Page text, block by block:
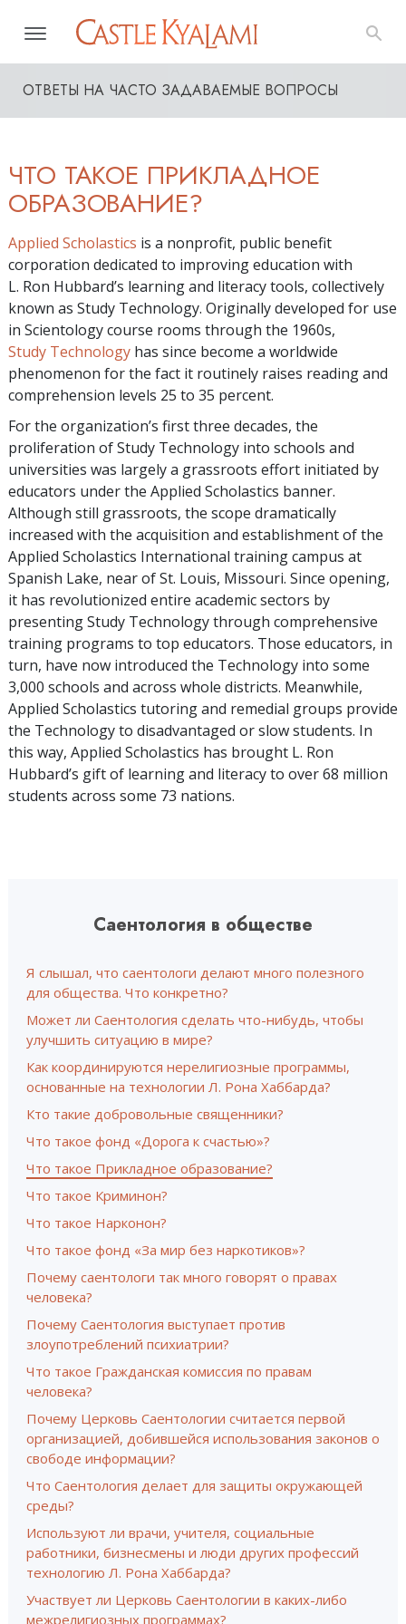
ОТВЕТЫ НА ЧАСТО ЗАДАВАЕМЫЕ ВОПРОСЫ
ЧТО ТАКОЕ ПРИКЛАДНОЕ
ОБРАЗОВАНИЕ?
Applied Scholastics is a nonprofit, public benefit
corporation dedicated to improving education with
L. Ron Hubbard’s learning and literacy tools, collectively
known as Study Technology. Originally developed for use
in Scientology course rooms through the 1960s,
Study Technology has since become a worldwide
phenomenon for the fact it routinely raises reading and
comprehension levels 25 to 35 percent.
For the organization’s first three decades, the
proliferation of Study Technology into schools and
universities was largely a grassroots effort initiated by
educators under the Applied Scholastics banner.
Although still grassroots, the scope dramatically
increased with the acquisition and establishment of the
Applied Scholastics International training campus at
Spanish Lake, near of St. Louis, Missouri. Since opening,
it has revolutionized entire academic sectors by
presenting Study Technology through comprehensive
training programs to top educators. Those educators, in
turn, have now introduced the Technology into some
3,000 schools and across whole districts. Meanwhile,
Applied Scholastics tutoring and remedial groups provide
the Technology to disadvantaged or slow students. In
this way, Applied Scholastics has brought L. Ron
Hubbard’s gift of learning and literacy to over 68 million
students across some 73 nations.
Саентология в обществе
Я слышал, что саентологи делают много полезного
для общества. Что конкретно?
Может ли Саентология сделать что-нибудь, чтобы
улучшить ситуацию в мире?
Как координируются нерелигиозные программы,
основанные на технологии Л. Рона Хаббарда?
Кто такие добровольные священники?
Что такое фонд «Дорога к счастью»?
Что такое Прикладное образование?
Что такое Криминон?
Что такое Нарконон?
Что такое фонд «За мир без наркотиков»?
Почему саентологи так много говорят о правах
человека?
Почему Саентология выступает против
злоупотреблений психиатрии?
Что такое Гражданская комиссия по правам
человека?
Почему Церковь Саентологии считается первой
организацией, добившейся использования законов о
свободе информации?
Что Саентология делает для защиты окружающей
среды?
Используют ли врачи, учителя, социальные
работники, бизнесмены и люди других профессий
технологию Л. Рона Хаббарда?
Участвует ли Церковь Саентологии в каких-либо
межрелигиозных программах?